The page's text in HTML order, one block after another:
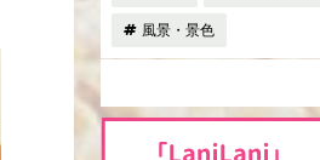
風景・景色